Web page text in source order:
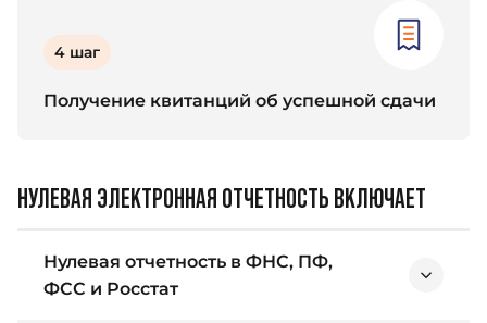
4 шаг
Получение квитанций об успешной сдачи
НУЛЕВАЯ ЭЛЕКТРОННАЯ ОТЧЕТНОСТЬ ВКЛЮЧАЕТ
Нулевая отчетность в ФНС, ПФ,
ФСС и Росстат